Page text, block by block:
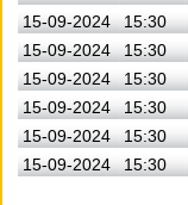
15-09-2024
15:30
15-09-2024
15:30
15-09-2024
15:30
15-09-2024
15:30
15-09-2024
15:30
15-09-2024
15:30